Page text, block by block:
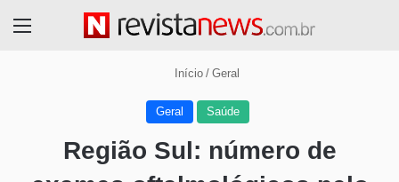
Início / Geral
Geral Saúde
Região Sul: número de